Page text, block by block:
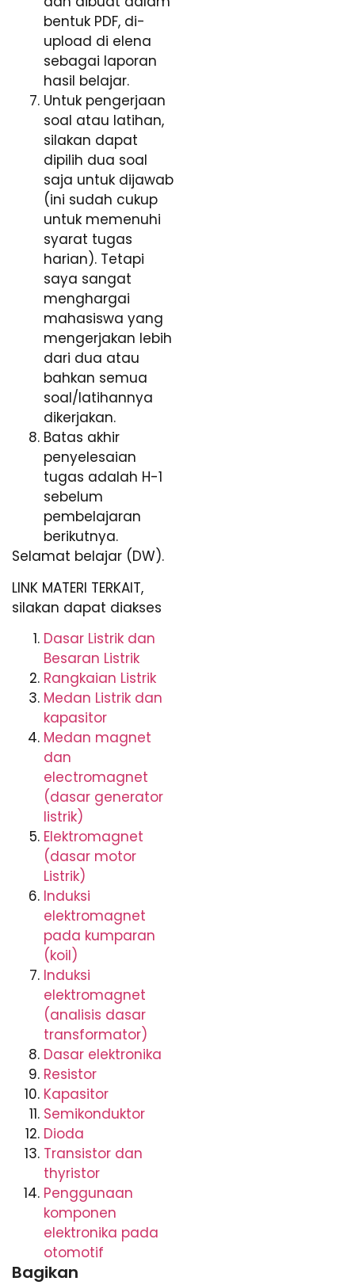
bentuk PDF, di-
upload di elena
sebagai laporan
hasil belajar.
Untuk pengerjaan
soal atau latihan,
silakan dapat
dipilih dua soal
saja untuk dijawab
(ini sudah cukup
untuk memenuhi
syarat tugas
harian). Tetapi
saya sangat
menghargai
mahasiswa yang
mengerjakan lebih
dari dua atau
bahkan semua
soal/latihannya
dikerjakan.
Batas akhir
penyelesaian
tugas adalah H-1
sebelum
pembelajaran
berikutnya.
Selamat belajar (DW).
LINK MATERI TERKAIT,
silakan dapat diakses
Dasar Listrik dan
Besaran Listrik
Rangkaian Listrik
Medan Listrik dan
kapasitor
Medan magnet
dan
electromagnet
(dasar generator
listrik)
Elektromagnet
(dasar motor
Listrik)
Induksi
elektromagnet
pada kumparan
(koil)
Induksi
elektromagnet
(analisis dasar
transformator)
Dasar elektronika
Resistor
Kapasitor
Semikonduktor
Dioda
Transistor dan
thyristor
Penggunaan
komponen
elektronika pada
otomotif
Bagikan